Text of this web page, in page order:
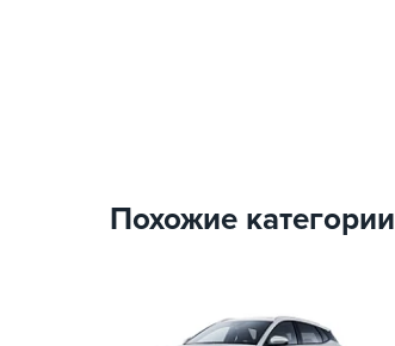
Похожие категории